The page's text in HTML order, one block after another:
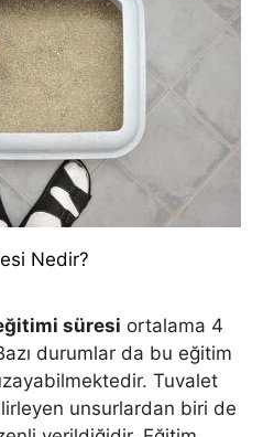
Nedir?
süresi ortalama 4
durumlar da bu eğitim
Tuvalet
unsurlardan biri de